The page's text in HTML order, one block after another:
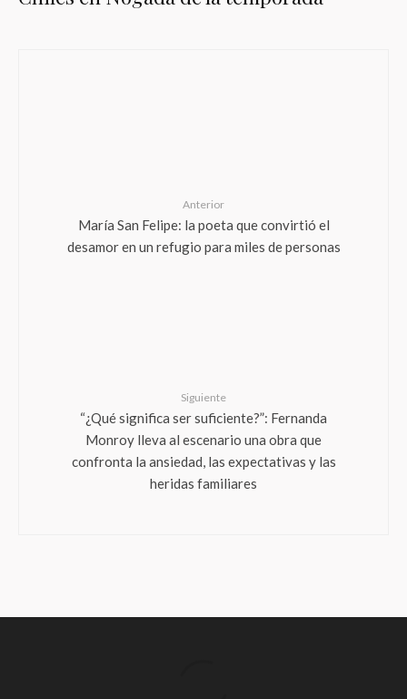
Anterior
María San Felipe: la poeta que convirtió el
desamor en un refugio para miles de personas
Siguiente
“¿Qué significa ser suficiente?”: Fernanda
Monroy lleva al escenario una obra que
confronta la ansiedad, las expectativas y las
heridas familiares